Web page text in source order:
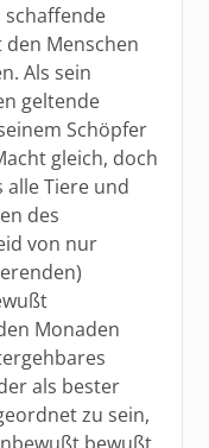
schaffende
Menschen
Als sein
geltende
Schöpfer
gleich, doch
alle Tiere und
des
von nur
Monaden
als bester
zu sein,
bewußt